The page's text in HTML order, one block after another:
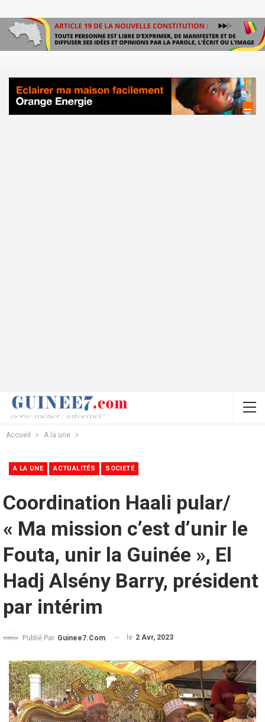
Accueil A la une
A LA UNE ACTUALITÉS SOCIETÉ
Coordination Haali pular/
« Ma mission c’est d’unir le
Fouta, unir la Guinée », El
Hadj Alsény Barry, président
par intérim
Publié Par Guinee7.com le 2 Avr, 2023